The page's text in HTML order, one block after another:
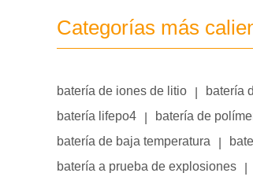
Categorías más
batería de iones de litio batería
batería lifepo4
batería de
batería de baja temperatura
batería a prueba de explosiones